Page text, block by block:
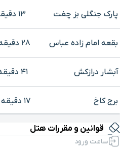
پارک جنگلی بز چفت ۱۳ دقیقه با خودرو (۷ کیلومتر و ۵۱۸ متر)
بقعه امام زاده عباس ۲۸ دقیقه با خودرو (۱۲ کیلومتر و ۵۲۸ متر)
آبشار درازکش ۴۱ دقیقه با خودرو (۱۹ کیلومتر و ۴۸۰ متر)
برج کاخ ۱۷ دقیقه با خودرو (۲۲ کیلومتر و ۲۴۳ متر)
پل محمد حسن خان
برای بزرگنمایی
قوانین و مقررات هتل
ساعت ورود